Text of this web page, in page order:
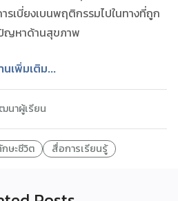
รเบี่ยงเบนพฤติกรรมไปในทางที่ถูก
ปัญหาด้านสุขภาพ
นเพิ่มเติม...
นาผู้เรียน
ษะชีวิต สื่อการเรียนรู้